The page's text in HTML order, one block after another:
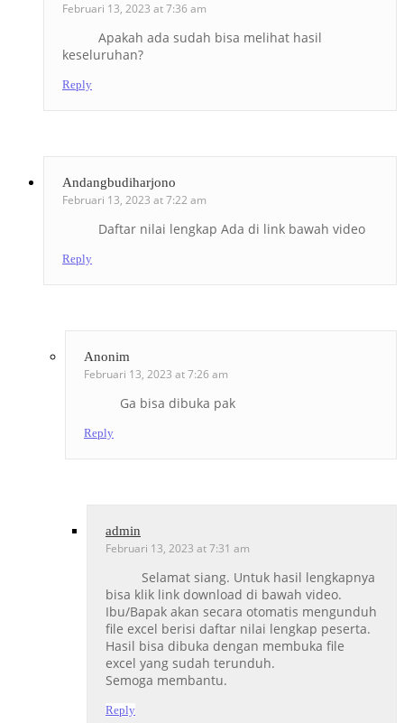
Februari 13, 2023 at 7:36 am
Apakah ada sudah bisa melihat hasil
keseluruhan?
Reply
Andangbudiharjono
Februari 13, 2023 at 7:22 am
Daftar nilai lengkap Ada di link bawah video
Reply
Anonim
Februari 13, 2023 at 7:26 am
Ga bisa dibuka pak
Reply
admin
Februari 13, 2023 at 7:31 am
Selamat siang. Untuk hasil lengkapnya
bisa klik link download di bawah video.
Ibu/Bapak akan secara otomatis mengunduh
file excel berisi daftar nilai lengkap peserta.
Hasil bisa dibuka dengan membuka file
excel yang sudah terunduh.
Semoga membantu.
Reply